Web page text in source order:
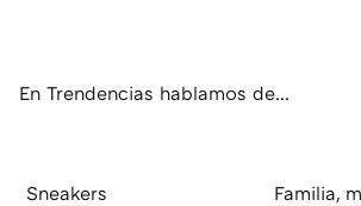
En Trendencias hablamos de...
Sneakers
Familia,